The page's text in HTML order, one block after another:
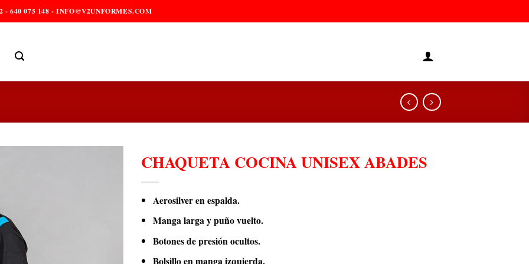
640 075 148 - INFO@V2UNFORMES.COM
CHAQUETA COCINA UNISEX ABADES
Aerosilver en espalda.
Manga larga y puño vuelto.
Botones de presión ocultos.
Bolsillo en manga izquierda.